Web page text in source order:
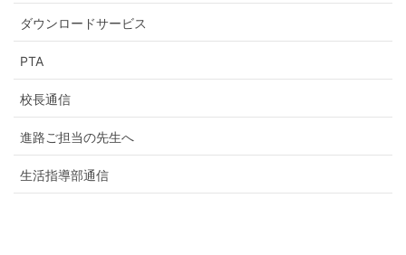
ダウンロードサービス
PTA
校長通信
進路ご担当の先生へ
生活指導部通信